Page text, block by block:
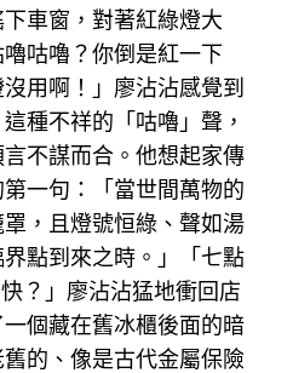
車窗，對著紅綠燈大
咕嚕？你倒是紅一下
用啊！」廖沾沾感覺到
種不祥的「咕嚕」聲，
不謀而合。他想起家傳
第一句：「當世間萬物的
，且燈號恒綠、聲如湯
點到來之時。」「七點
？」廖沾沾猛地衝回店
個藏在舊冰櫃後面的暗
的、像是古代金屬保險